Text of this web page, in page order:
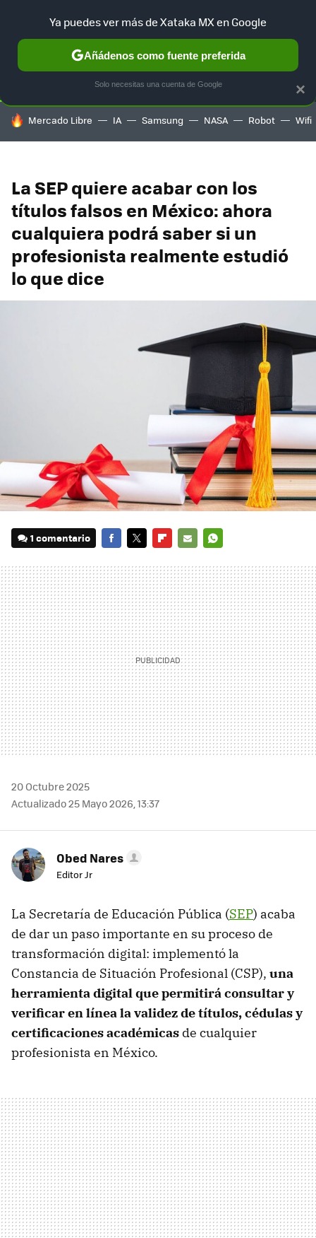
SELECCIÓN GAMING HOME AUTO TERRITORIO
HOY SE HABLA DE
Mercado Libre IA Samsung NASA Robot Wifi
La SEP quiere acabar con los
títulos falsos en México: ahora
cualquiera podrá saber si un
profesionista realmente estudió
lo que dice
1 comentario
MAIL
20 Octubre 2025
Actualizado 25 Mayo 2026, 13:37
Obed Nares
Editor Jr
La Secretaría de Educación Pública (SEP) acaba
de dar un paso importante en su proceso de
transformación digital: implementó la
Constancia de Situación Profesional (CSP), una
herramienta digital que permitirá consultar y
verificar en línea la validez de títulos, cédulas y
certificaciones académicas de cualquier
profesionista en México.
×
Ya puedes ver más de Xataka MX en Google
Añádenos como fuente preferida
Solo necesitas una cuenta de Google